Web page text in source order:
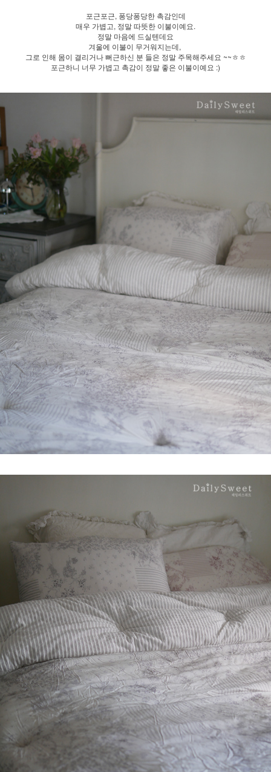
포근포근, 퐁당퐁당한 촉감인데
매우 가볍고, 정말 따뜻한 이불이예요.
정말 마음에 드실텐데요
겨울에 이불이 무거워지는데,
그로 인해 몸이 결리거나 뻐근하신 분 들은 정말 주목해주세요 ~~ㅎㅎ
포근하니 너무 가볍고 촉감이 정말 좋은 이불이예요 :)